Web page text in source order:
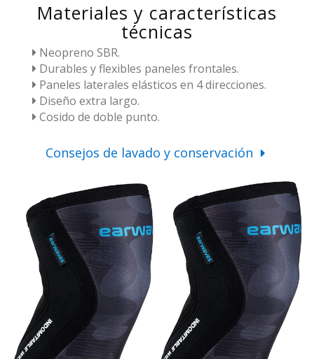
Materiales y características
técnicas
Neopreno SBR.
Durables y flexibles paneles frontales.
Paneles laterales elásticos en 4 direcciones.
Diseño extra largo.
Cosido de doble punto.
Consejos de lavado y conservación